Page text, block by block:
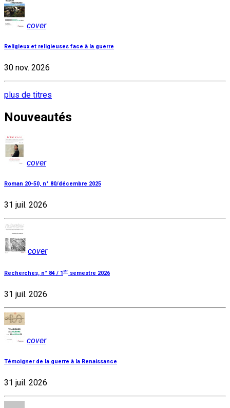
cover
Religieux et religieuses face à la guerre
30 nov. 2026
plus de titres
Nouveautés
cover
Roman 20-50, n° 80/décembre 2025
31 juil. 2026
cover
Recherches, n° 84 / 1 er semestre 2026
31 juil. 2026
cover
Témoigner de la guerre à la Renaissance
31 juil. 2026